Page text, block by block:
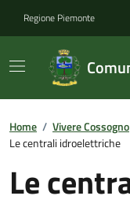
Regione Piemonte
Home / Vivere Cossogno
Le centrali idroelettriche
Le